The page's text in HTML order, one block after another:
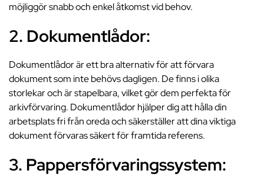
möjliggör snabb och enkel åtkomst vid behov.
2. Dokumentlådor:
Dokumentlådor är ett bra alternativ för att förvara
dokument som inte behövs dagligen. De finns i olika
storlekar och är stapelbara, vilket gör dem perfekta för
arkivförvaring. Dokumentlådor hjälper dig att hålla din
arbetsplats fri från oreda och säkerställer att dina viktiga
dokument förvaras säkert för framtida referens.
3. Pappersförvaringssystem: